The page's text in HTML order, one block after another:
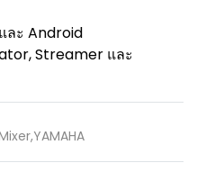
ละ Android
Streamer และ
,YAMAHA